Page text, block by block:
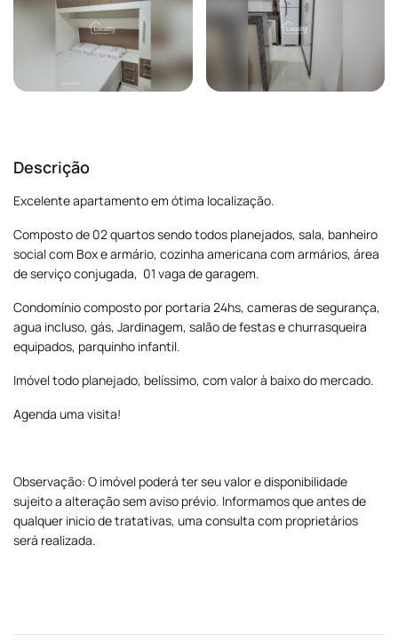
Descrição
Excelente apartamento em ótima localização.
Composto de 02 quartos sendo todos planejados, sala, banheiro
social com Box e armário, cozinha americana com armários, área
de serviço conjugada, 01 vaga de garagem.
Condomínio composto por portaria 24hs, cameras de segurança,
agua incluso, gás, Jardinagem, salão de festas e churrasqueira
equipados, parquinho infantil.
Imóvel todo planejado, belíssimo, com valor à baixo do mercado.
Agenda uma visita!
Observação: O imóvel poderá ter seu valor e disponibilidade
sujeito a alteração sem aviso prévio. Informamos que antes de
qualquer inicio de tratativas, uma consulta com proprietários
será realizada.